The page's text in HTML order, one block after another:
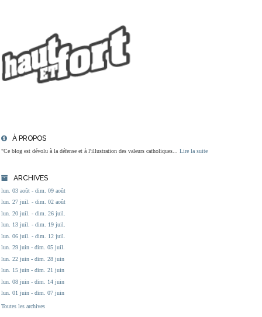
À PROPOS
"Ce blog est dévolu à la défense et à l'illustration des valeurs catholiques... Lire la suite
ARCHIVES
lun. 03 août - dim. 09 août
lun. 27 juil. - dim. 02 août
lun. 20 juil. - dim. 26 juil.
lun. 13 juil. - dim. 19 juil.
lun. 06 juil. - dim. 12 juil.
lun. 29 juin - dim. 05 juil.
lun. 22 juin - dim. 28 juin
lun. 15 juin - dim. 21 juin
lun. 08 juin - dim. 14 juin
lun. 01 juin - dim. 07 juin
Toutes les archives